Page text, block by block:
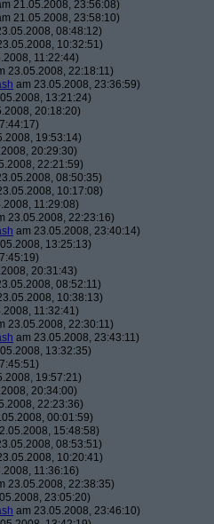
21.05.2008, 23:56:08)
21.05.2008, 23:58:10)
08:48:12)
10:32:51)
11:22:44)
23.05.2008, 22:18:11)
am 23.05.2008, 23:36:59)
13:21:24)
20:18:20)
19:53:14)
20:29:30)
22:21:59)
08:50:35)
10:17:08)
11:29:08)
23.05.2008, 22:23:16)
am 23.05.2008, 23:40:14)
13:25:13)
20:31:43)
08:52:11)
10:38:13)
11:32:41)
23.05.2008, 22:30:11)
am 23.05.2008, 23:43:11)
13:32:35)
19:57:21)
20:34:00)
22:23:36)
00:01:59)
15:48:58)
08:53:51)
10:20:41)
11:36:16)
23.05.2008, 22:38:35)
23:05:20)
am 23.05.2008, 23:46:10)